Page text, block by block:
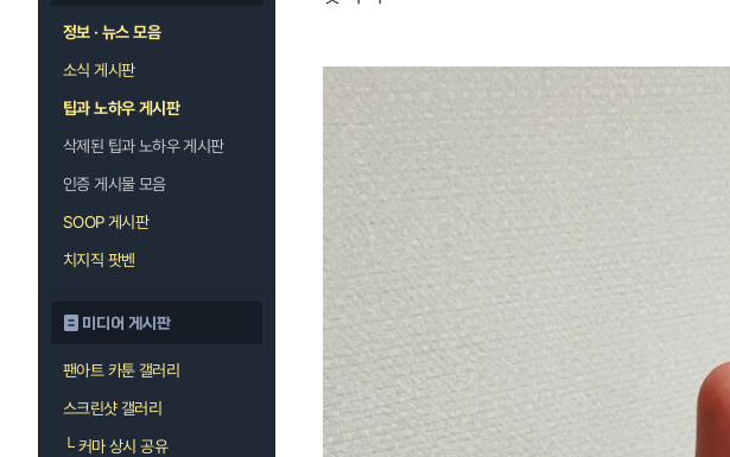
정보 · 뉴스 모음
소식 게시판
팁과 노하우 게시판
삭제된 팁과 노하우 게시판
인증 게시물 모음
SOOP 게시판
치지직 팟벤
미디어 게시판
팬아트 카툰 갤러리
스크린샷 갤러리
└커마 상시 공유